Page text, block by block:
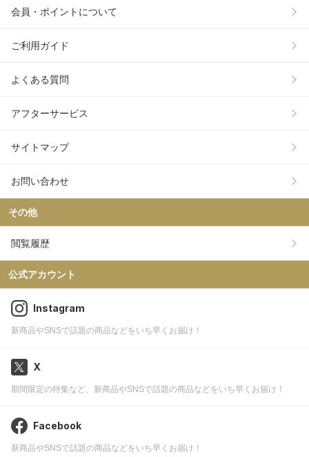
会員・ポイントについて
ご利用ガイド
よくある質問
アフターサービス
サイトマップ
お問い合わせ
その他
閲覧履歴
公式アカウント
Instagram
新商品やSNSで話題の商品などをいち早くお届け！
X
期間限定の特集など、新商品やSNSで話題の商品などをいち早くお届け！
Facebook
新商品やSNSで話題の商品などをいち早くお届け！